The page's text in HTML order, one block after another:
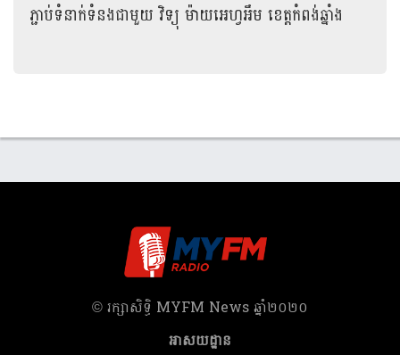
ភ្ជាប់ទំនាក់ទំនងជាមួយវិទ្យុ ម៉ាយអេហ្វអឹម ខេត្តកំពង់ឆ្នាំង
​© រក្សា​សិទ្ធិ​ MYFM News ឆ្នាំ​២០២០
អាសយដ្ឋាន